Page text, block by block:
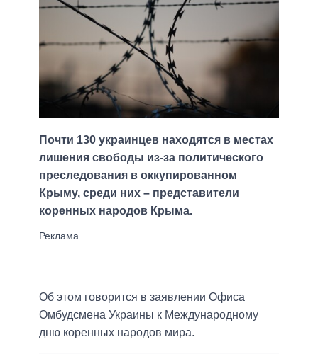
Почти 130 украинцев находятся в местах
лишения свободы из-за политического
преследования в оккупированном
Крыму, среди них – представители
коренных народов Крыма.
Об этом говорится в заявлении Офиса
Омбудсмена Украины к Международному
дню коренных народов мира.